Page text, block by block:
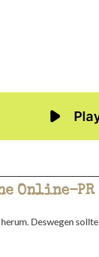
Online-PR
Deswegen